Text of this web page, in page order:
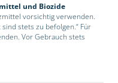
und Biozide
vorsichtig verwenden.
stets zu befolgen.“ Für
Vor Gebrauch stets